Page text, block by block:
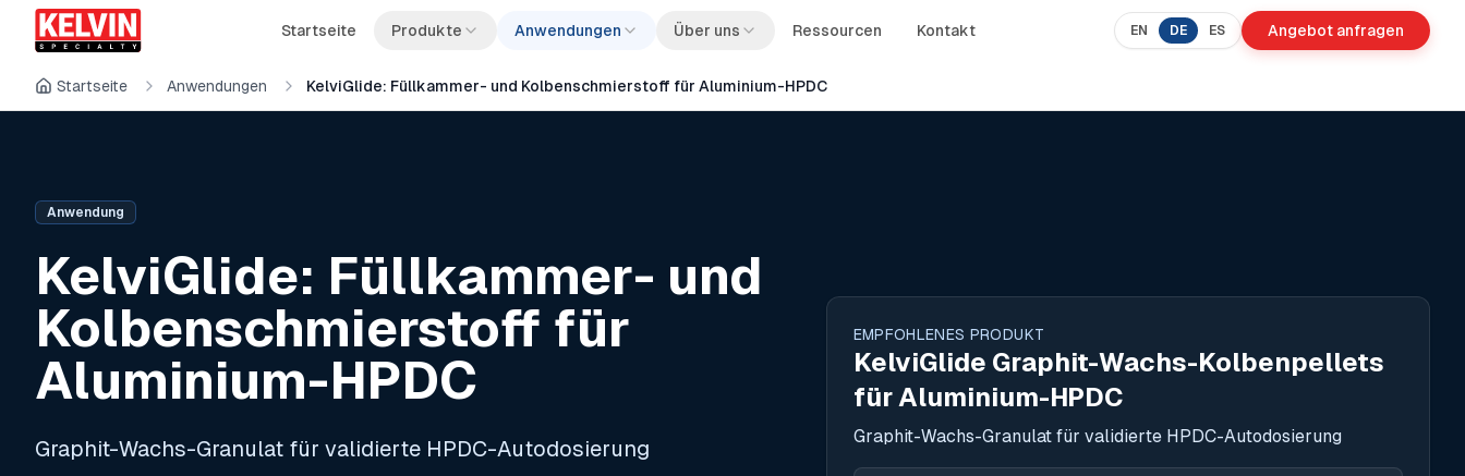
Skip to main content
Zum Hauptinhalt springen
Startseite Produkte Anwendungen Über uns Ressourcen Kontakt EN DE ES Angebot anfragen
Startseite Anwendungen KelviGlide: Füllkammer- und Kolbenschmierstoff für Aluminium-HPDC
Anwendung
KelviGlide: Füllkammer- und
Kolbenschmierstoff für
Aluminium-HPDC
Graphit-Wachs-Granulat für validierte HPDC-Autodosierung
EMPFOHLENES PRODUKT
KelviGlide Graphit-Wachs-Kolbenpellets
für Aluminium-HPDC
Graphit-Wachs-Granulat für validierte HPDC-Autodosierung